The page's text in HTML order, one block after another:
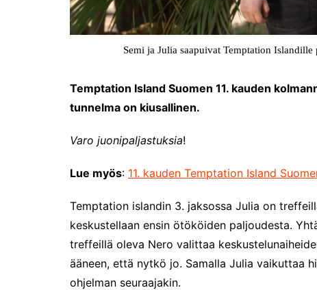
Semi ja Julia saapuivat Temptation
Temptation Island Suomen 11. kauden
tunnelma on kiusallinen.
Varo juonipaljastuksia!
Lue myös: 11. kauden Temptation Island
Temptation islandin 3. jaksossa Julia on
keskustellaan ensin ötököiden paljoudesta.
treffeillä oleva Nero valittaa
ääneen, että nytkö jo. Samalla Julia vaikuttaa
ohjelman seuraajakin.